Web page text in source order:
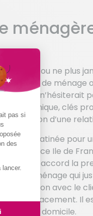
ou ne plus
employé de ménage
on n’hésiterait
unique, clés
d’une
matinée pour
Ile de
d’accord la
de ménage qui
avec le
déplacement. Il
votre domicile.